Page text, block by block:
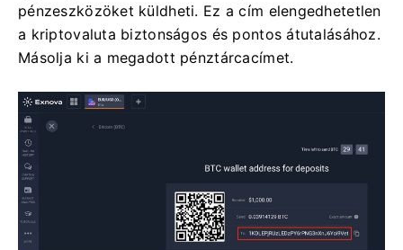
pénzeszközöket küldheti. Ez a cím elengedhetetlen
a kriptovaluta biztonságos és pontos átutalásához.
Másolja ki a megadott pénztárcacímet.